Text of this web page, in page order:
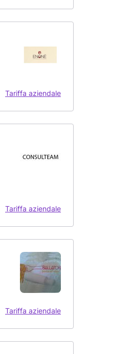
Tariffa aziendale
Tariffa aziendale
Tariffa aziendale